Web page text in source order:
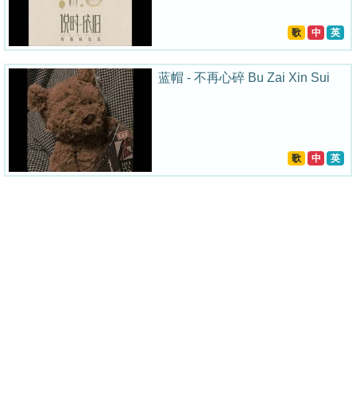
歌 中 英
蓝帽 - 不再心碎 Bu Zai Xin Sui
歌 中 英